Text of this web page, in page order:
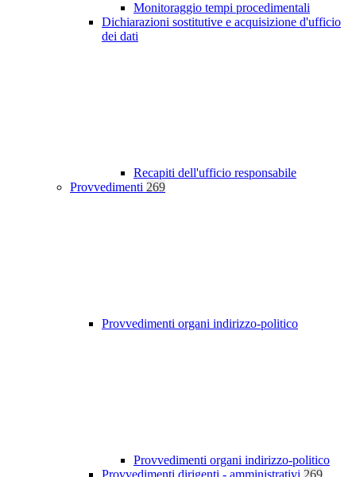
Monitoraggio tempi procedimentali
Dichiarazioni sostitutive e acquisizione d'ufficio
dei dati
Recapiti dell'ufficio responsabile
Provvedimenti 269
Provvedimenti organi indirizzo-politico
Provvedimenti organi indirizzo-politico